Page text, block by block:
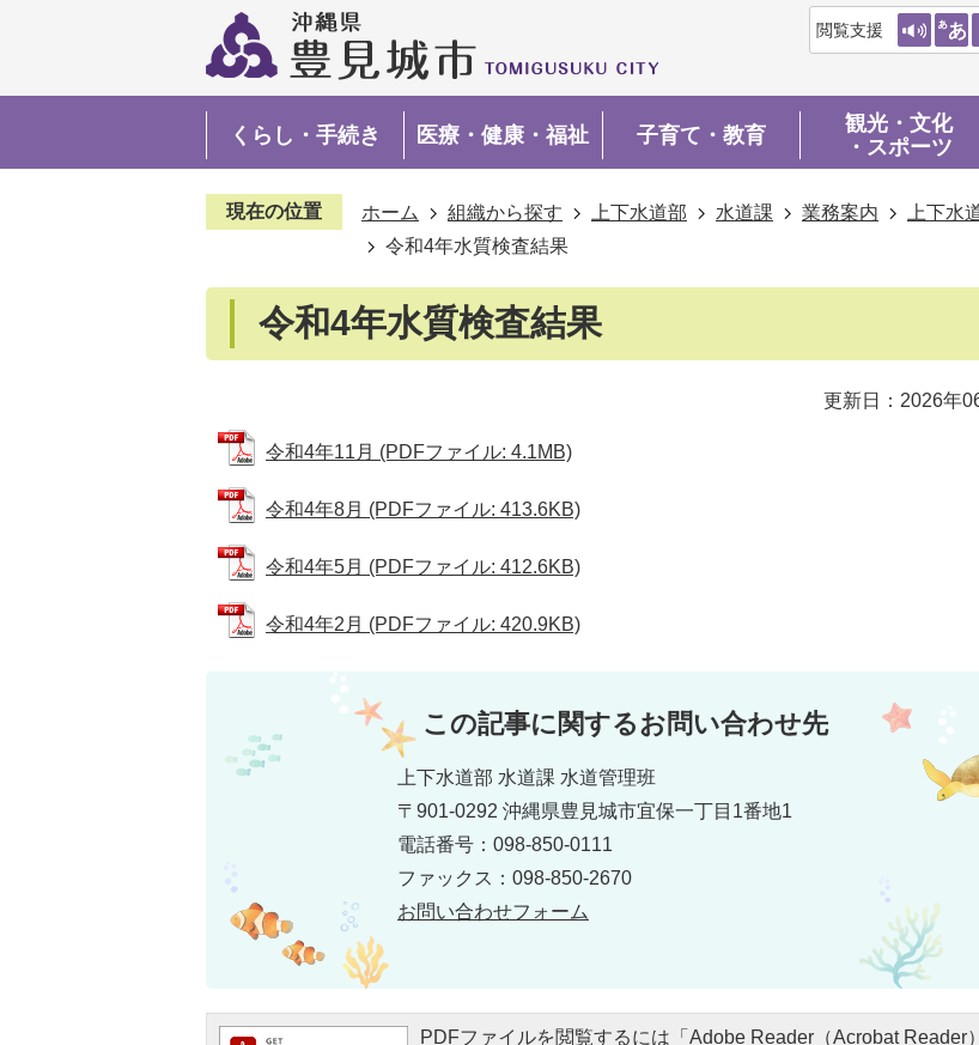
閲覧支援
くらし・手続き 医療・健康・福祉 子育て・教育
観光・文化
・スポーツ
現在の位置 ホーム 組織から探す 上下水道部 水道課 業務案内 上下水
令和4年水質検査結果
令和4年水質検査結果
更新日：2026年
令和4年11月 (PDFファイル: 4.1MB)
令和4年8月 (PDFファイル: 413.6KB)
令和4年5月 (PDFファイル: 412.6KB)
令和4年2月 (PDFファイル: 420.9KB)
この記事に関するお問い合わせ先
上下水道部 水道課 水道管理班
〒901-0292 沖縄県豊見城市宜保一丁目1番地1
電話番号：098-850-0111
ファックス：098-850-2670
お問い合わせフォーム
PDFファイルを閲覧するには「Adobe Reader（Acrobat Reader